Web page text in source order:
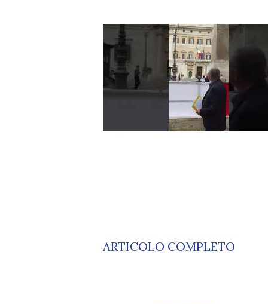
ARTICOLO COMPLETO